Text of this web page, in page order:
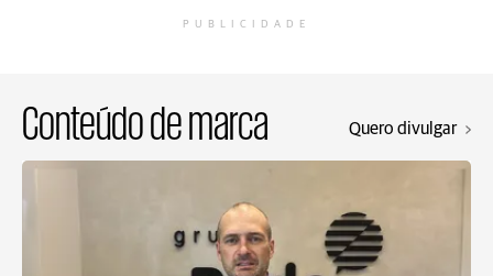
PUBLICIDADE
Conteúdo de marca Quero divulgar